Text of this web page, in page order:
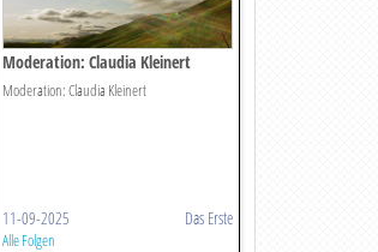
Moderation: Claudia Kleinert
Moderation: Claudia Kleinert
11-09-2025 Das Erste
Alle Folgen